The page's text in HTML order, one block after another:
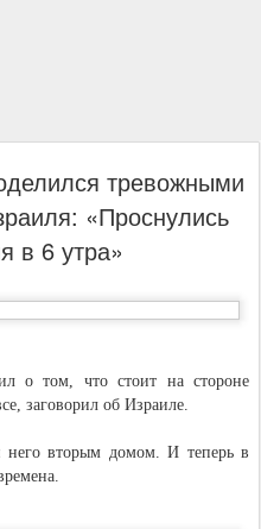
тревожными
«Проснулись
в 6 утра»
о том, что стоит на стороне
заговорил об Израиле.
него вторым домом. И теперь в